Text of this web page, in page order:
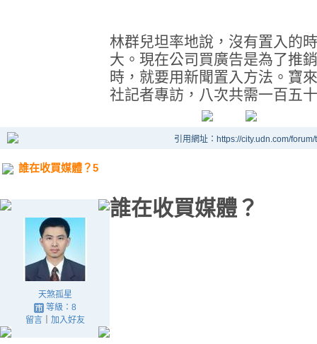
林群兒坦率地說，沒有置入的
大。現在公司買廣告是為了推
時，就要用新聞置入方法。寶
社記者專訪，八次共需一百五
引用網址：https://city.udn.com/
誰在收買媒體？5
天煞孤星
等級：8
留言｜ 加入好友
誰在收買媒體？